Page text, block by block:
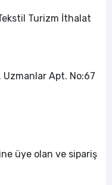
Turizm İthalat
Uzmanlar Apt. No:67
üye olan ve sipariş